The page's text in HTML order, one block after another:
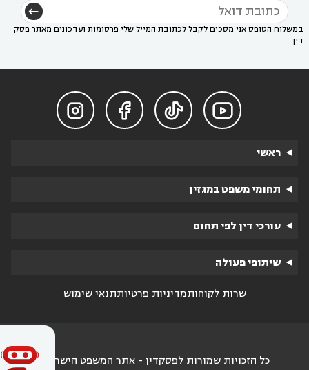
במשלוח הטופס אני מסכים לקבל לכתובת המייל שלי פרסומות ועדכונים מאתר פסק
דין




ראשי
תחומי משפט במגזין
עורכי דין לפי תחום
שיתופי פעולה
שרות לקוחותמדיניות פרטיותתנאי שימוש
כל הזכויות שמורות לפסקדין - אתר המשפט הישראלי